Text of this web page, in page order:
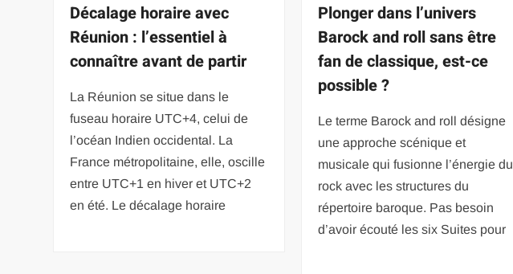
Décalage horaire avec
Réunion : l’essentiel à
connaître avant de partir
La Réunion se situe dans le
fuseau horaire UTC+4, celui de
l’océan Indien occidental. La
France métropolitaine, elle, oscille
entre UTC+1 en hiver et UTC+2
en été. Le décalage horaire
Plonger dans l’univers
Barock and roll sans être
fan de classique, est-ce
possible ?
Le terme Barock and roll désigne
une approche scénique et
musicale qui fusionne l’énergie du
rock avec les structures du
répertoire baroque. Pas besoin
d’avoir écouté les six Suites pour